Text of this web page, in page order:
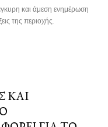
και άμεση ενημέρωση
της περιοχής.
ΚΑΙ